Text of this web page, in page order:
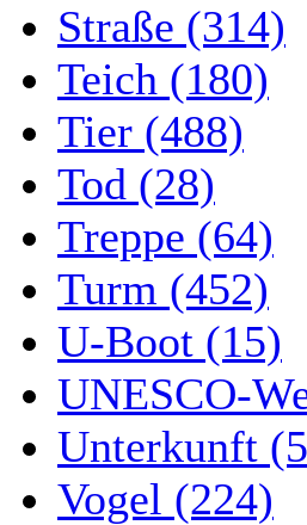
Straße (314)
Teich (180)
Tier (488)
Tod (28)
Treppe (64)
Turm (452)
U-Boot (15)
UNESCO-
Unterkunft
Vogel (224)